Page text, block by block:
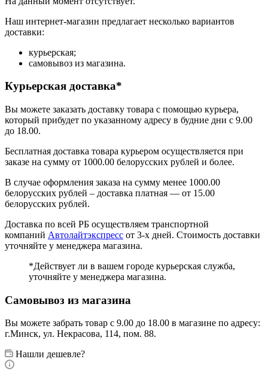
Наш интернет-магазин предлагает несколько вариантов
доставки:
курьерская;
самовывоз из магазина.
Курьерская доставка*
Вы можете заказать доставку товара с помощью курьера,
который прибудет по указанному адресу в будние дни с 9.00
до 18.00.
Бесплатная доставка товара курьером осуществляется при
заказе на сумму от 1000.00 белорусских рублей и более.
В случае оформления заказа на сумму менее 1000.00
белорусских рублей – доставка платная — от 15.00
белорусских рублей.
Доставка по всей РБ осуществляем транспортной
компаний Автолайтэкспресс от 3-х дней. Стоимость доставки
уточняйте у менеджера магазина.
*Действует ли в вашем городе курьерская служба,
уточняйте у менеджера магазина.
Самовывоз из магазина
Вы можете забрать товар с 9.00 до 18.00 в магазине по адресу:
г.Минск, ул. Некрасова, 114, пом. 88.
Нашли дешевле?